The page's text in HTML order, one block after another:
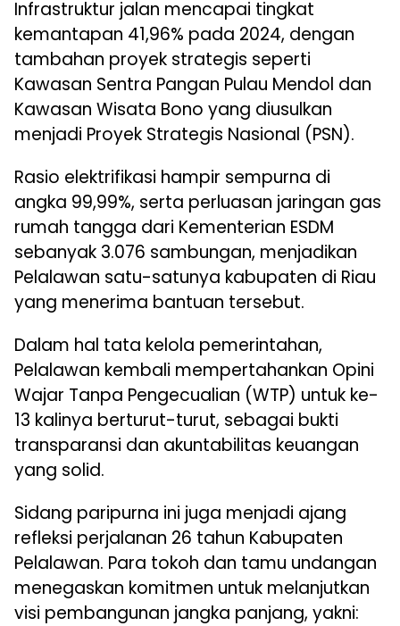
Infrastruktur jalan mencapai tingkat
kemantapan 41,96% pada 2024, dengan
tambahan proyek strategis seperti
Kawasan Sentra Pangan Pulau Mendol dan
Kawasan Wisata Bono yang diusulkan
menjadi Proyek Strategis Nasional (PSN).
Rasio elektrifikasi hampir sempurna di
angka 99,99%, serta perluasan jaringan gas
rumah tangga dari Kementerian ESDM
sebanyak 3.076 sambungan, menjadikan
Pelalawan satu-satunya kabupaten di Riau
yang menerima bantuan tersebut.
Dalam hal tata kelola pemerintahan,
Pelalawan kembali mempertahankan Opini
Wajar Tanpa Pengecualian (WTP) untuk ke-
13 kalinya berturut-turut, sebagai bukti
transparansi dan akuntabilitas keuangan
yang solid.
Sidang paripurna ini juga menjadi ajang
refleksi perjalanan 26 tahun Kabupaten
Pelalawan. Para tokoh dan tamu undangan
menegaskan komitmen untuk melanjutkan
visi pembangunan jangka panjang, yakni: